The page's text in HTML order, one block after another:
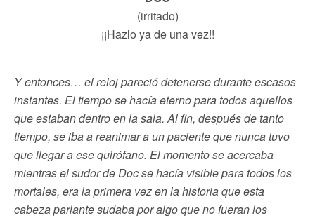
(irritado)
¡¡Hazlo ya de una vez!!
Y entonces… el reloj pareció detenerse durante escasos
instantes. El tiempo se hacía eterno para todos aquellos
que estaban dentro en la sala. Al fin, después de tanto
tiempo, se iba a reanimar a un paciente que nunca tuvo
que llegar a ese quirófano. El momento se acercaba
mientras el sudor de Doc se hacía visible para todos los
mortales, era la primera vez en la historia que esta
cabeza parlante sudaba por algo que no fueran los